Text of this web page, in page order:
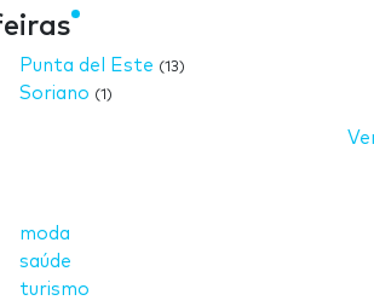
Punta del Este (13)
Soriano (1)
moda
saúde
turismo